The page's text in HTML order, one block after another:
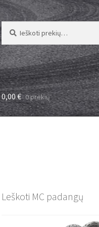
Ieškoti:
Ieškoti
0,00€ 0 prekių
Leškoti MC padangų